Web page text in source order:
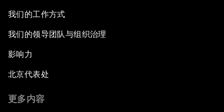
我们的工作方式
我们的领导团队与组织治理
影响力
北京代表处
更多内容